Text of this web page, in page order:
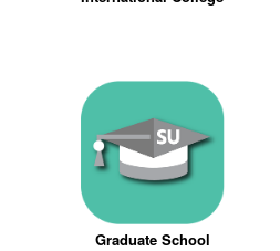
Graduate School